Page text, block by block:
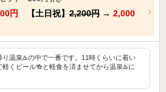
円 【土日祝】 2,200円 → 2,000
り温泉♨️の中で一番です。11時くらいに着い
軽くビール🍻と軽食を済ませてから温泉♨️に